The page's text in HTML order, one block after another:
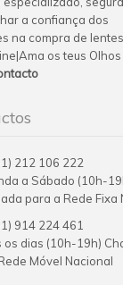
a confiança dos
na compra de
os teus Olhos
212 106 222
a Sábado (10h-
para a Rede Fixa
914 224 461
os dias (10h-19h)
Móvel Nacional